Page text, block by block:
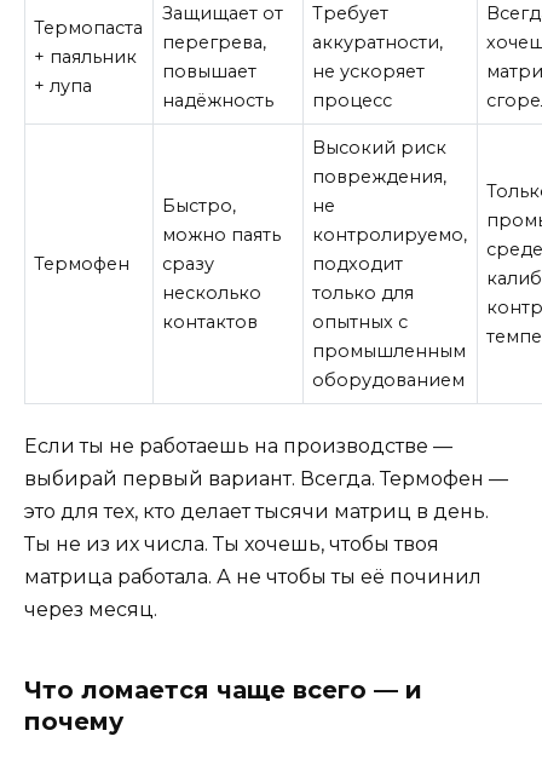
Термопаста
+ паяльник
+ лупа
Защищает от
перегрева,
повышает
надёжность
Требует
аккуратности,
не ускоряет
процесс
Термофен
Быстро,
можно паять
сразу
несколько
контактов
Высокий риск
повреждения,
не
контролируемо,
подходит
только для
опытных с
промышленным
оборудованием
Если ты не работаешь на производстве —
выбирай первый вариант. Всегда. Термофен —
это для тех, кто делает тысячи матриц в день.
Ты не из их числа. Ты хочешь, чтобы твоя
матрица работала. А не чтобы ты её починил
через месяц.
Что ломается чаще всего — и
почему